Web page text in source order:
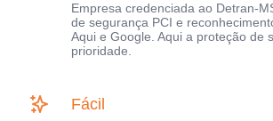
Empresa credenciada ao Detran-
de segurança PCI e
Aqui e Google. Aqui a proteção de
prioridade.
Fácil